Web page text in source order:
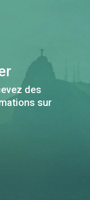
des
sur